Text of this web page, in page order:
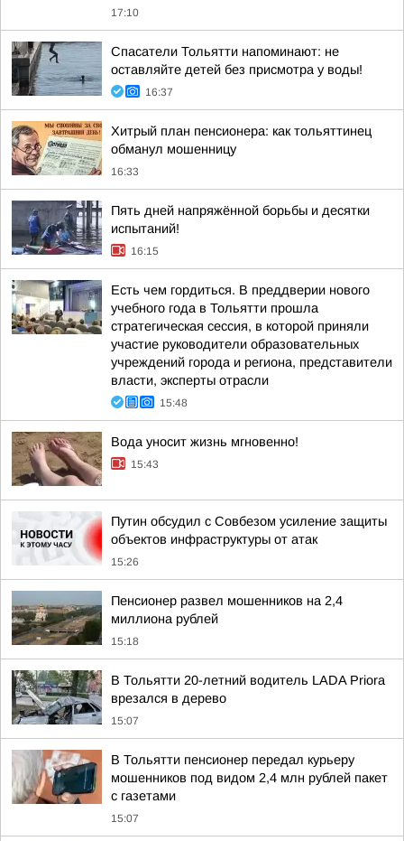
17:10
Спасатели Тольятти напоминают: не
оставляйте детей без присмотра у воды!
16:37
Хитрый план пенсионера: как тольяттинец
обманул мошенницу
16:33
Пять дней напряжённой борьбы и десятки
испытаний!
16:15
Есть чем гордиться. В преддверии нового
учебного года в Тольятти прошла
стратегическая сессия, в которой приняли
участие руководители образовательных
учреждений города и региона, представители
власти, эксперты отрасли
15:48
Вода уносит жизнь мгновенно!
15:43
Путин обсудил с Совбезом усиление защиты
объектов инфраструктуры от атак
15:26
Пенсионер развел мошенников на 2,4
миллиона рублей
15:18
В Тольятти 20-летний водитель LADA Priora
врезался в дерево
15:07
В Тольятти пенсионер передал курьеру
мошенников под видом 2,4 млн рублей пакет
с газетами
15:07